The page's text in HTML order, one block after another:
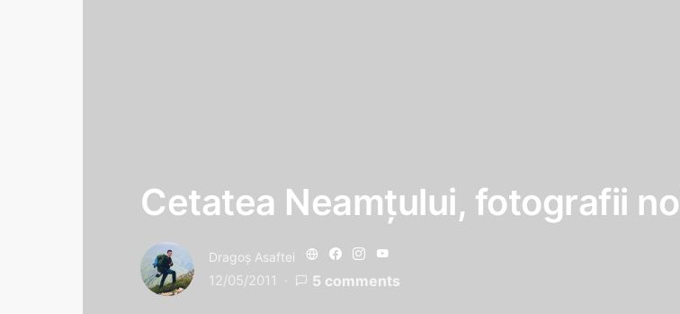
Cetatea Neamţului, fotografii
Dragoş Asaftei
12/05/2011 5 comments